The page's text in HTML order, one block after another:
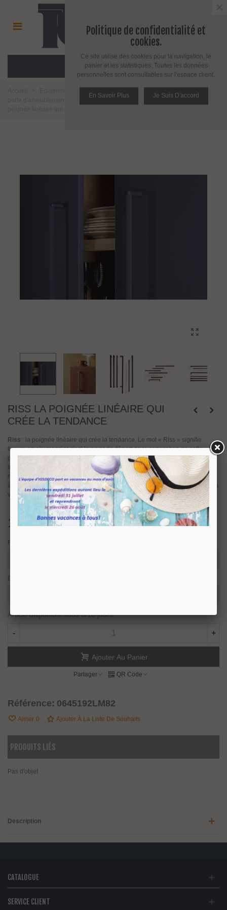
MENU
RISS LA POIGNÉE LINÉAIRE QUI
CRÉE LA TENDANCE
Riss : la poignée linéaire qui crée la tendance. Le mot « Riss » signifie
fissure en allemand et c’est le point de départ de la conception de cette
poignée fascinante qui capture l’essence des lignes naturelles que l’on peut
trouver dans notre environnement. Le studio Kaschkasch a porté la
réinterprétation de ces fissures à un niveau supérieur, en insufflant de la vie
à une poignée en aluminium au design épuré qui se distingue par ses lignes
verticales parfaitement équilibrées.
18,36 € TTC
Finition
Entraxe et longueur
Article disponible sous 8/10 jours
- +
Ajouter Au Panier
Partager QR Code
Référence: 0645192LM82
Aimer 0 Ajouter À La Liste De Souhaits
PRODUITS LIÉS
Pas d'objet
Description
CATALOGUE
SERVICE CLIENT
Politique de confidentialité et
cookies.
Ce site utilise des cookies pour la navigation, le
panier et les statistiques. Toutes les données
personnelles sont consultables sur l'espace client.
En Savoir Plus Je Suis D'accord